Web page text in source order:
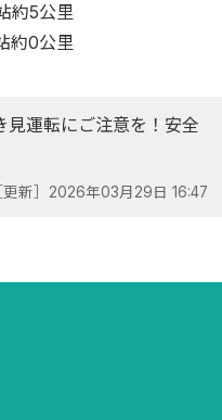
約5公里
約0公里
見運転にご注意を！安全
更新］2026年03月29日 16:47